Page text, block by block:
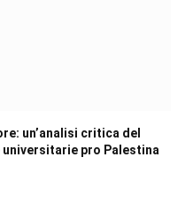
un’analisi critica del
pro Palestina